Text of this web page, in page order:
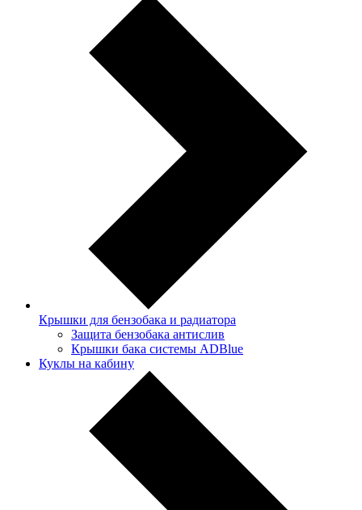
Крышки для бензобака и радиатора
Защита бензобака антислив
Крышки бака системы ADBlue
Куклы на кабину